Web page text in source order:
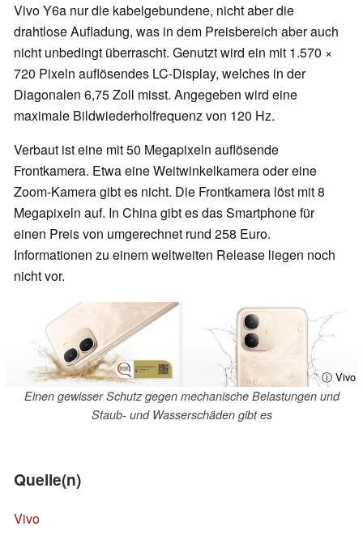
Vivo Y6a nur die kabelgebundene, nicht aber die
drahtlose Aufladung, was in dem Preisbereich aber auch
nicht unbedingt überrascht. Genutzt wird ein mit 1.570 ×
720 Pixeln auflösendes LC-Display, welches in der
Diagonalen 6,75 Zoll misst. Angegeben wird eine
maximale Bildwiederholfrequenz von 120 Hz.
Verbaut ist eine mit 50 Megapixeln auflösende
Frontkamera. Etwa eine Weitwinkelkamera oder eine
Zoom-Kamera gibt es nicht. Die Frontkamera löst mit 8
Megapixeln auf. In China gibt es das Smartphone für
einen Preis von umgerechnet rund 258 Euro.
Informationen zu einem weltweiten Release liegen noch
nicht vor.
ⓘ Vivo
Einen gewisser Schutz gegen mechanische Belastungen und
Staub- und Wasserschäden gibt es
Quelle(n)
Vivo